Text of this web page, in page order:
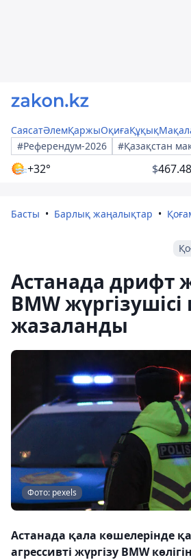
СаясатӘлемҚаржыОқиғаҚұқық
#Референдум-2026
#Қазақстан
+32° $467.48
Басты Барлық жаңалықтар
Астанада дрифт
BMW
жазаланды
Фото: pexels
Астанада қала көшелерінде
агрессивті жүргізу BMW